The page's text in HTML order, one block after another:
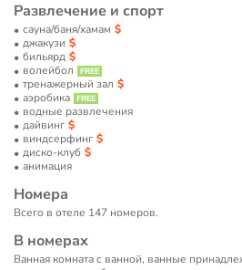
Развлечение и спорт
сауна/баня/хамам
джакузи
бильярд
волейбол
тренажерный зал
аэробика
водные развлечения
дайвинг
виндсерфинг
диско-клуб
анимация
Номера
Всего в отеле 147 номеров.
В номерах
Ванная комната с ванной, ванные